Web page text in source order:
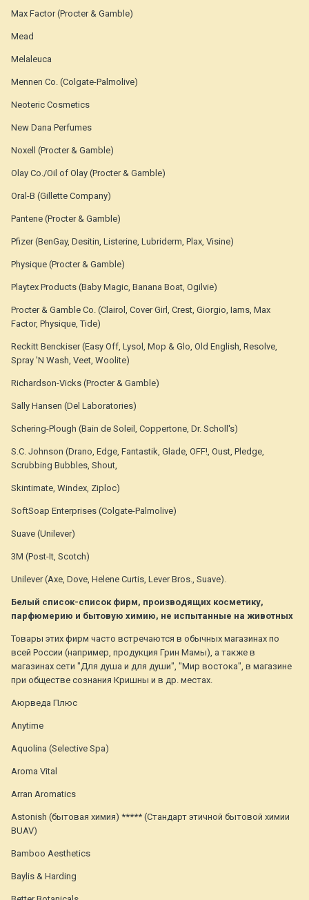
Max Factor (Procter & Gamble)
Mead
Melaleuca
Mennen Co. (Colgate-Palmolive)
Neoteric Cosmetics
New Dana Perfumes
Noxell (Procter & Gamble)
Olay Co./Oil of Olay (Procter & Gamble)
Oral-B (Gillette Company)
Pantene (Procter & Gamble)
Pfizer (BenGay, Desitin, Listerine, Lubriderm, Plax, Visine)
Physique (Procter & Gamble)
Playtex Products (Baby Magic, Banana Boat, Ogilvie)
Procter & Gamble Co. (Clairol, Cover Girl, Crest, Giorgio, Iams, Max
Factor, Physique, Tide)
Reckitt Benckiser (Easy Off, Lysol, Mop & Glo, Old English, Resolve,
Spray 'N Wash, Veet, Woolite)
Richardson-Vicks (Procter & Gamble)
Sally Hansen (Del Laboratories)
Schering-Plough (Bain de Soleil, Coppertone, Dr. Scholl's)
S.C. Johnson (Drano, Edge, Fantastik, Glade, OFF!, Oust, Pledge,
Scrubbing Bubbles, Shout,
Skintimate, Windex, Ziploc)
SoftSoap Enterprises (Colgate-Palmolive)
Suave (Unilever)
3M (Post-It, Scotch)
Unilever (Axe, Dove, Helene Curtis, Lever Bros., Suave).
Белый список-список фирм, производящих косметику,
парфюмерию и бытовую химию, не испытанные на животных
Товары этих фирм часто встречаются в обычных магазинах по
всей России (например, продукция Грин Мамы), а также в
магазинах сети "Для душа и для души", "Мир востока", в магазине
при обществе сознания Кришны и в др. местах.
Аюрведа Плюс
Anytime
Aquolina (Selective Spa)
Aroma Vital
Arran Aromatics
Astonish (бытовая химия) ***** (Стандарт этичной бытовой химии
BUAV)
Bamboo Aesthetics
Baylis & Harding